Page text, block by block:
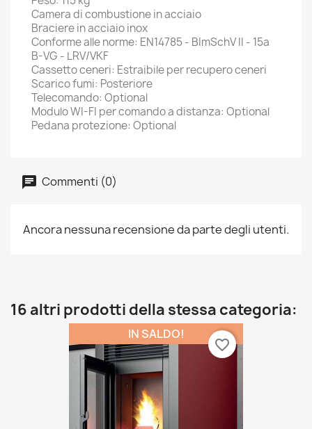
Camera di combustione in acciaio
Braciere in acciaio inox
Conforme alle norme: EN14785 - BImSchV II - 15a
B-VG - LRV/VKF
Cassetto ceneri: Estraibile per recupero ceneri
Scarico fumi: Posteriore
Telecomando: Optional
Modulo WI-FI per comando a distanza: Optional
Pedana protezione: Optional
Commenti (0)
Ancora nessuna recensione da parte degli utenti.
16 altri prodotti della stessa categoria:
IN SALDO!
favorite_border